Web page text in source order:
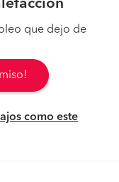
que dejo de
como este